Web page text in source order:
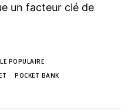
un facteur clé de
POPULAIRE
POCKET BANK